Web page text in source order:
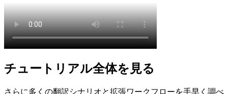
チュートリアル全体を見る
さらに多くの翻訳シナリオと拡張ワークフローを手早く調べ